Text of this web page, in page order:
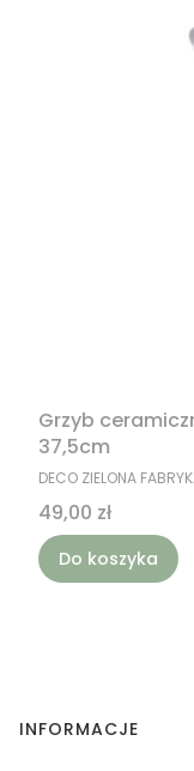
Grzyb
37,5cm
PRODUCENT
DECO ZIELONA
Cena
49,00 zł
Do koszyka
Linki w stopce
INFORMACJE